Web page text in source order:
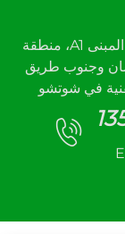
Add: الصين جيانغسو شوتشو الطابق الرابع، المبنى A1، منطقة
وجنوب طريق
في شوتشو